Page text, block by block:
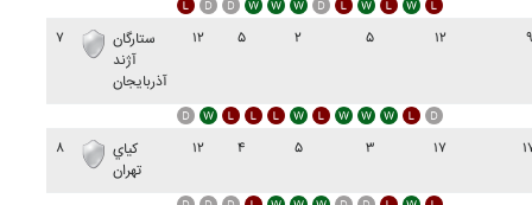
۷
ستارگان
آژند
آذربايجان
۱۲ ۵ ۲ ۵ ۱۲ ۹
۸
کياي
تهران
۱۲ ۴ ۵ ۳ ۱۷